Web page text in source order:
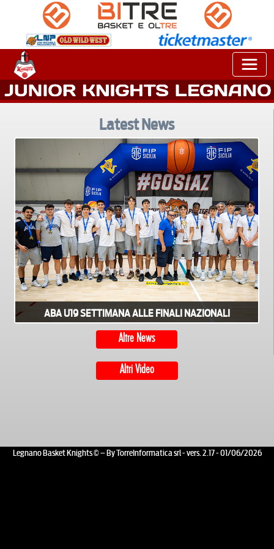
Latest News
ABA U19 SETTIMANA ALLE FINALI NAZIONALI
Altre News
Altri Video
Legnano Basket Knights © – By TorreInformatica srl - vers. 2.17 - 01/06/2026